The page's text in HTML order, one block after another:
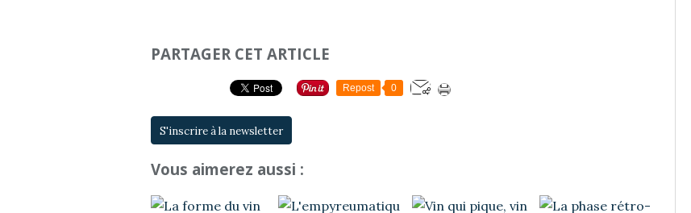
PARTAGER CET ARTICLE
Repost 0
S'inscrire à la newsletter
Vous aimerez aussi :